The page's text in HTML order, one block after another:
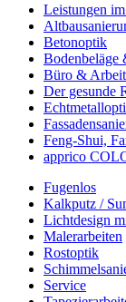
Leistungen
Betonoptik
Bodenbeläge
Büro &
Der gesunde
Feng-Shui,
apprico
Fugenlos
Kalkputz /
Lichtdesign
Malerarbeiten
Rostoptik
Service